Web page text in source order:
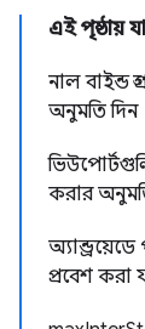
এই পৃষ্ঠায়
নাল
অনুমতি দিন
করার
প্রবেশ করা